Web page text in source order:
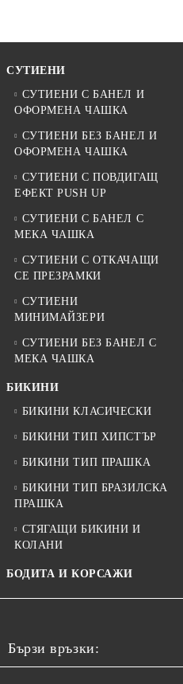
СУТИЕНИ
СУТИЕНИ С БАНЕЛ И
ОФОРМЕНА ЧАШКА
СУТИЕНИ БЕЗ БАНЕЛ И
ОФОРМЕНА ЧАШКА
СУТИЕНИ С ПОВДИГАЩ
ЕФЕКТ PUSH UP
СУТИЕНИ С БАНЕЛ С
МЕКА ЧАШКА
СУТИЕНИ С ОТКАЧАЩИ
СЕ ПРЕЗРАМКИ
СУТИЕНИ
МИНИМАЙЗЕРИ
СУТИЕНИ БЕЗ БАНЕЛ С
МЕКА ЧАШКА
БИКИНИ
БИКИНИ КЛАСИЧЕСКИ
БИКИНИ ТИП ХИПСТЪР
БИКИНИ ТИП ПРАШКА
БИКИНИ ТИП БРАЗИЛСКА
ПРАШКА
СТЯГАЩИ БИКИНИ И
КОЛАНИ
БОДИТА И КОРСАЖИ
Бързи връзки: